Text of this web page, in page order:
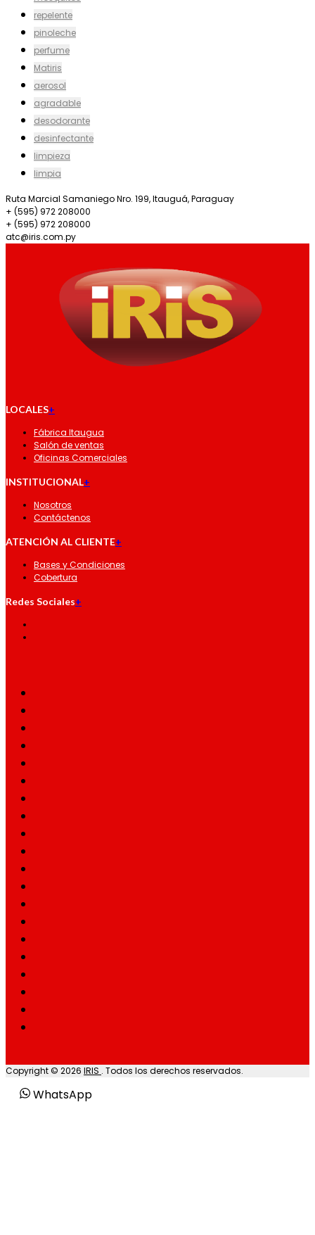
repelente
pinoleche
perfume
Matiris
aerosol
agradable
desodorante
desinfectante
limpieza
limpia
Ruta Marcial Samaniego Nro. 199, Itauguá, Paraguay
+ (595) 972 208000
+ (595) 972 208000
atc@iris.com.py
LOCALES+
Fábrica Itaugua
Salón de ventas
Oficinas Comerciales
INSTITUCIONAL+
Nosotros
Contáctenos
ATENCIÓN AL CLIENTE+
Bases y Condiciones
Cobertura
Redes Sociales+
Copyright © 2026 IRIS . Todos los derechos reservados.
WhatsApp